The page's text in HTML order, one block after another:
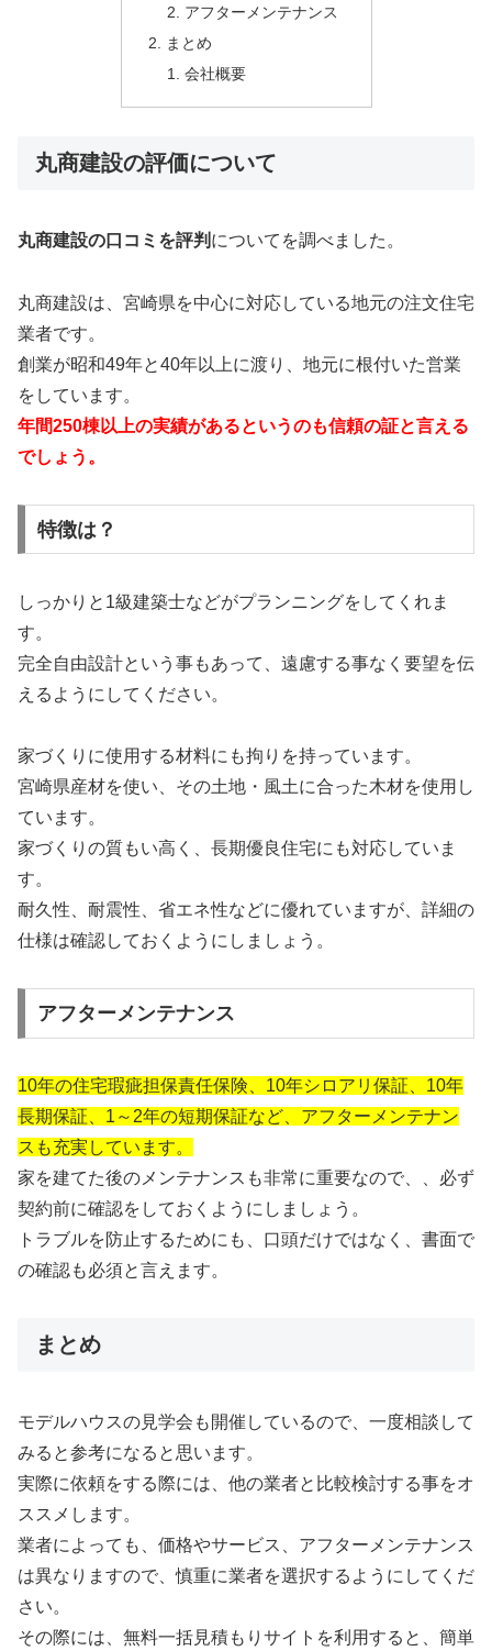
アフターメンテナンス
まとめ
会社概要
丸商建設の評価について
丸商建設の口コミを評判 についてを調べました。
丸商建設は、宮崎県を中心に対応している地元の注文住宅
業者です。
創業が昭和49年と40年以上に渡り、地元に根付いた営業
をしています。
年間250棟以上の実績があるというのも信頼の証と言える
でしょう。
特徴は？
しっかりと1級建築士などがプランニングをしてくれま
す。
完全自由設計という事もあって、遠慮する事なく要望を伝
えるようにしてください。
家づくりに使用する材料にも拘りを持っています。
宮崎県産材を使い、その土地・風土に合った木材を使用し
ています。
家づくりの質もい高く、長期優良住宅にも対応していま
す。
耐久性、耐震性、省エネ性などに優れていますが、詳細の
仕様は確認しておくようにしましょう。
アフターメンテナンス
10年の住宅瑕疵担保責任保険、10年シロアリ保証、10年
長期保証、1～2年の短期保証など、アフターメンテナン
スも充実しています。
家を建てた後のメンテナンスも非常に重要なので、、必ず
契約前に確認をしておくようにしましょう。
トラブルを防止するためにも、口頭だけではなく、書面で
の確認も必須と言えます。
まとめ
モデルハウスの見学会も開催しているので、一度相談して
みると参考になると思います。
実際に依頼をする際には、他の業者と比較検討する事をオ
ススメします。
業者によっても、価格やサービス、アフターメンテナンス
は異なりますので、慎重に業者を選択するようにしてくだ
さい。
その際には、無料一括見積もりサイトを利用すると、簡単